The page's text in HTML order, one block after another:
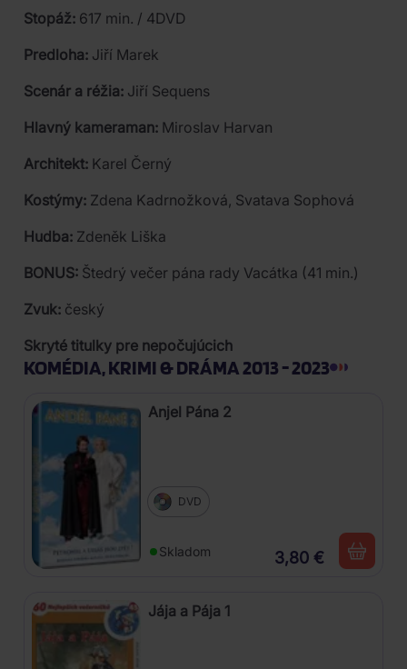
Stopáž: 617 min. / 4DVD
Predloha: Jiří Marek
Scenár a réžia: Jiří Sequens
Hlavný kameraman: Miroslav Harvan
Architekt: Karel Černý
Kostýmy: Zdena Kadrnožková, Svatava Sophová
Hudba: Zdeněk Liška
BONUS: Štedrý večer pána rady Vacátka (41 min.)
Zvuk: český
Skryté titulky pre nepočujúcich
KOMÉDIA, KRIMI & DRÁMA 2013 - 2023
Anjel Pána 2
DVD
Skladom 3,80 €
Jája a Pája 1